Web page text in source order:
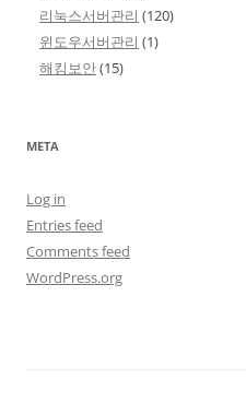
리눅스서버관리 (120)
윈도우서버관리 (1)
해킹보안(15)
META
Log in
Entries feed
Comments feed
WordPress.org